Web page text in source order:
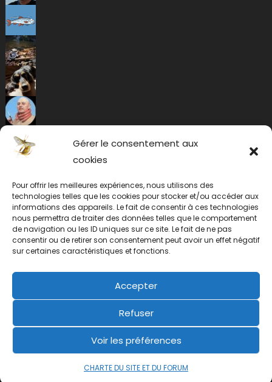
Gérer le consentement aux
cookies
Pour offrir les meilleures expériences, nous utilisons des
technologies telles que les cookies pour stocker et/ou accéder aux
informations des appareils. Le fait de consentir à ces technologies
nous permettra de traiter des données telles que le comportement
de navigation ou les ID uniques sur ce site. Le fait de ne pas
consentir ou de retirer son consentement peut avoir un effet négatif
sur certaines caractéristiques et fonctions.
Accepter
Refuser
Voir les préférences
CHARTE DU SITE ET DU FORUM
2019 mic|éclosion.com